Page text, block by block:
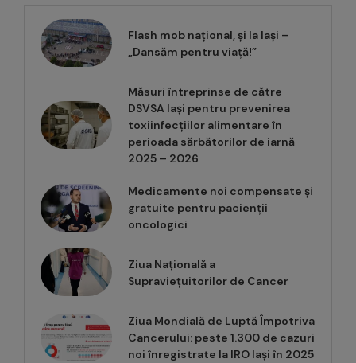
Flash mob național, și la Iași –
„Dansăm pentru viață!”
Măsuri întreprinse de către
DSVSA Iași pentru prevenirea
toxiinfecțiilor alimentare în
perioada sărbătorilor de iarnă
2025 – 2026
Medicamente noi compensate și
gratuite pentru pacienții
oncologici
Ziua Națională a
Supraviețuitorilor de Cancer
Ziua Mondială de Luptă Împotriva
Cancerului: peste 1.300 de cazuri
noi înregistrate la IRO Iași în 2025